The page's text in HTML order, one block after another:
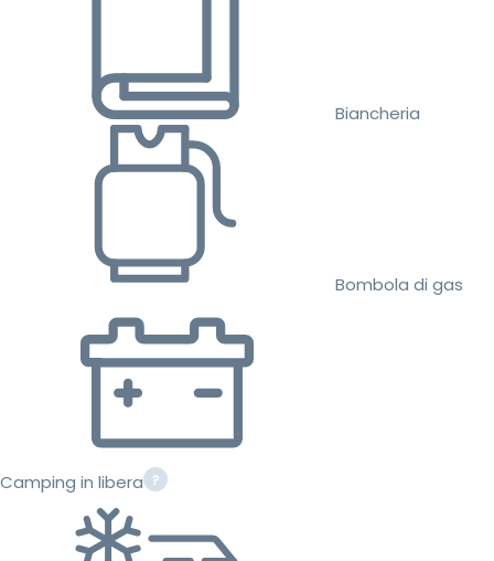
Biancheria
Bombola di gas
Camping in libera